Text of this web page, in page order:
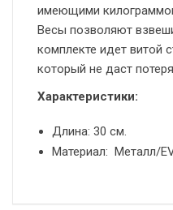
имеющими
Весы позволяют
комплекте идет витой
который не даст
Характеристики:
Длина: 30 см.
Материал: Металл/